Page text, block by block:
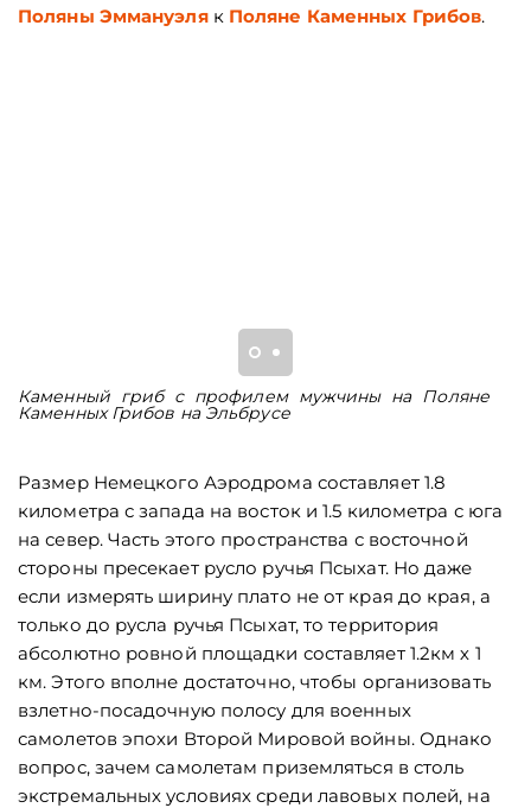
Поляны Эммануэляк Поляне Каменных Грибов.
Каменный гриб с профилем мужчины на Поляне
Каменных Грибов на Эльбрусе
Размер Немецкого Аэродрома составляет 1.8
километра с запада на восток и 1.5 километра с юга
на север. Часть этого пространства с восточной
стороны пресекает русло ручья Псыхат. Но даже
если измерять ширину плато не от края до края, а
только до русла ручья Псыхат, то территория
абсолютно ровной площадки составляет 1.2км х 1
км. Этого вполне достаточно, чтобы организовать
взлетно-посадочную полосу для военных
самолетов эпохи Второй Мировой войны. Однако
вопрос, зачем самолетам приземляться в столь
экстремальных условиях среди лавовых полей, на